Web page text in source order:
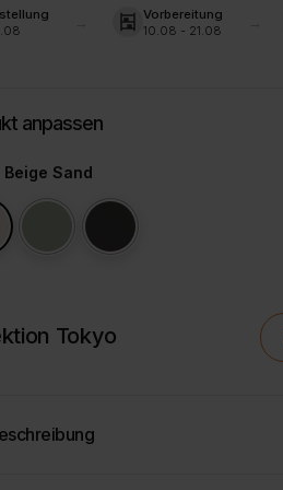
Beige Sand
shelves
Vorbereitung
10.08 - 21.08
Tokyo